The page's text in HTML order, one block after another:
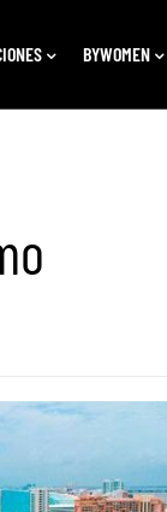
BYWOMEN